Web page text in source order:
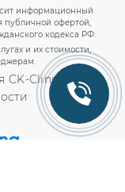
CK-Clinic
информационный
публичной офертой,
кодекса РФ.
и их стоимости,